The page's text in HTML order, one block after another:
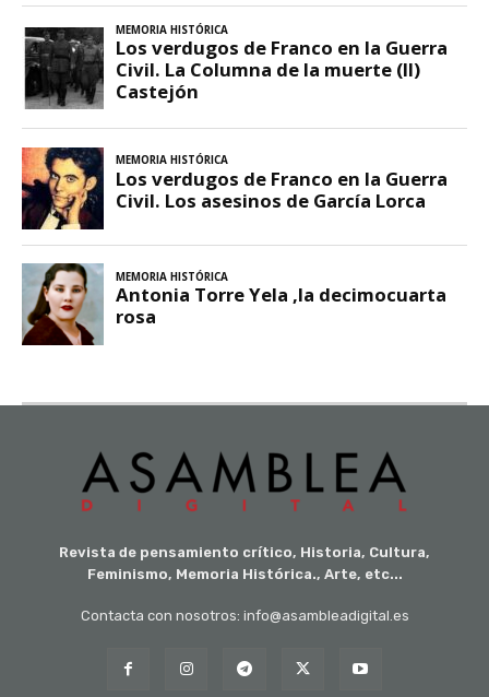
Revista de pensamiento crítico, Historia, Cultura,
Feminismo, Memoria Histórica., Arte, etc...
Contacta con nosotros: info@asambleadigital.es